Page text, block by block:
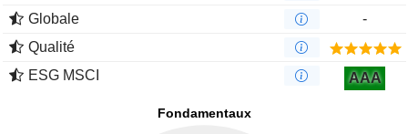
Globale
-
Qualité
ESG MSCI
AAA